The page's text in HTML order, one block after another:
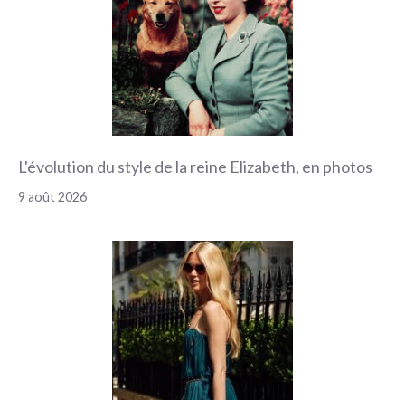
L'évolution du style de la reine Elizabeth, en photos
9 août 2026